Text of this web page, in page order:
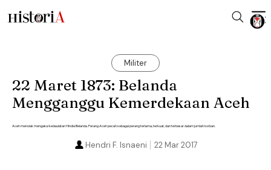
Militer
22 Maret 1873: Belanda
Mengganggu Kemerdekaan Aceh
Aceh menolak mengakui kedaulatan Hindia Belanda. Perang Aceh pecah sebagai perang terlama, terkuat, dan terbesar dalam jumlah korban.
22 Mar 2017
Hendri F. Isnaeni